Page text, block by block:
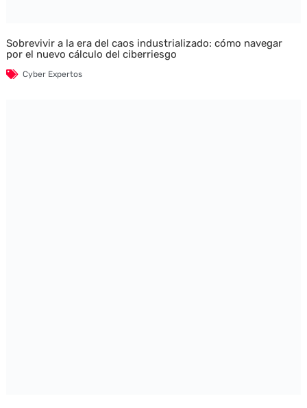
Sobrevivir a la era del caos industrializado: cómo navegar
por el nuevo cálculo del ciberriesgo
Cyber Expertos